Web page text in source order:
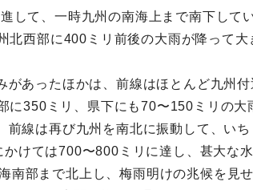
して、一時九州の南海上まで南下し
北西部に400ミリ前後の大雨が降って
あったほかは、前線はほとんど九州
に350ミリ、県下にも70〜150ミリの大
線は再び九州を南北に振動して、い
けては700〜800ミリに達し、甚大な水
南部まで北上し、梅雨明けの兆候を見